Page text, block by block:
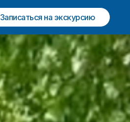
Записаться на экскурсию